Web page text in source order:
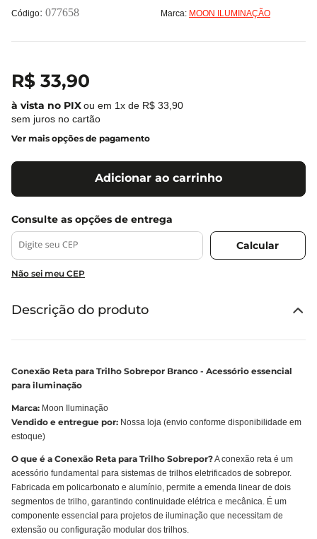
: 077658 Marca: MOON ILUMINAÇÃO
R$ 33,90
ou em 1x de R$ 33 90
sem juros no cartão
Ver mais opções de pagamento
Adicionar ao carrinho
Não sei meu CEP
Descrição do produto
Conexão Reta para Trilho Sobrepor Branco - Acessório essencial
para iluminação
Marca: Moon Iluminação
Vendido e entregue por: Nossa loja (envio conforme disponibilidade em
estoque)
O que é a Conexão Reta para Trilho Sobrepor?A conexão reta é um
acessório fundamental para sistemas de trilhos eletrificados de sobrepor.
Fabricada em policarbonato e alumínio, permite a emenda linear de dois
segmentos de trilho, garantindo continuidade elétrica e mecânica. É um
componente essencial para projetos de iluminação que necessitam de
extensão ou configuração modular dos trilhos.
eletroduto